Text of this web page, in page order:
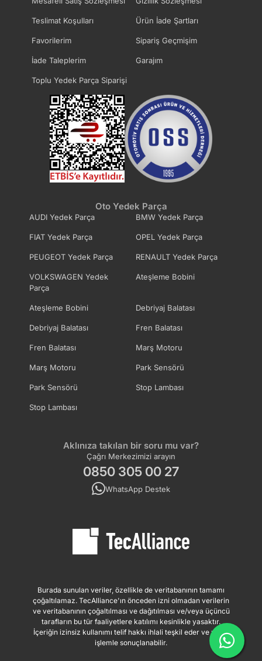
Teslimat Koşulları Ürün İade Şartları
Favorilerim Sipariş Geçmişim
İade Taleplerim Garajım
Toplu Yedek Parça Siparişi
Oto Yedek Parça
AUDI Yedek Parça BMW Yedek Parça
FIAT Yedek Parça OPEL Yedek Parça
PEUGEOT Yedek Parça RENAULT Yedek Parça
VOLKSWAGEN Yedek
Parça
Ateşleme Bobini
Ateşleme Bobini Debriyaj Balatası
Debriyaj Balatası Fren Balatası
Fren Balatası Marş Motoru
Marş Motoru Park Sensörü
Park Sensörü Stop Lambası
Stop Lambası
Aklınıza takılan bir soru mu var?
Çağrı Merkezimizi arayın
0850 305 00 27
WhatsApp Destek
Burada sunulan veriler, özellikle de veritabanının tamamı
çoğaltılamaz. TecAlliance'ın önceden izni olmadan verilerin
ve veritabanının çoğaltılması ve dağıtılması ve/veya üçüncü
tarafların bu tür faaliyetlere katılımı kesinlikle yasaktır.
İçeriğin izinsiz kullanımı telif hakkı ihlali teşkil eder ve yasal
işlemle sonuçlanabilir.